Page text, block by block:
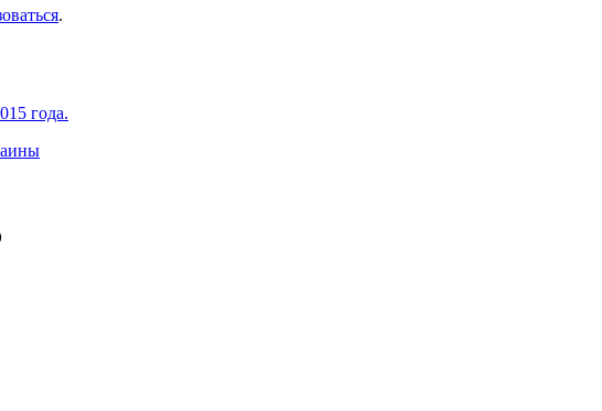
.
года.